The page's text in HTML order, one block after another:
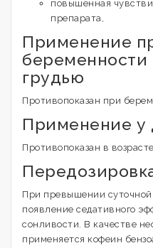
повышенная
препарата,
Применение
грудью
Противопоказан при
Применение у
Противопоказан в
При превышении суточной
появление седативного
сонливости. В качестве
применяется кофеин